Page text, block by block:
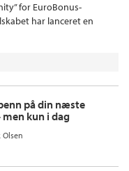
for EuroBonus-
har lanceret en
på din næste
kun i dag
Olsen